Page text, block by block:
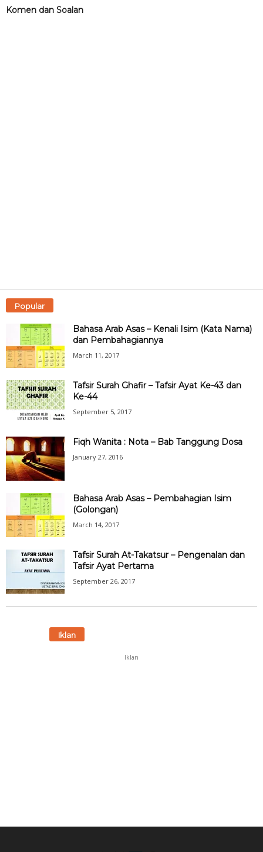
Komen dan Soalan
Popular
Bahasa Arab Asas – Kenali Isim (Kata Nama)
dan Pembahagiannya
March 11, 2017
Tafsir Surah Ghafir – Tafsir Ayat Ke-43 dan
Ke-44
September 5, 2017
Fiqh Wanita : Nota – Bab Tanggung Dosa
January 27, 2016
Bahasa Arab Asas – Pembahagian Isim
(Golongan)
March 14, 2017
Tafsir Surah At-Takatsur – Pengenalan dan
Tafsir Ayat Pertama
September 26, 2017
Iklan
Iklan